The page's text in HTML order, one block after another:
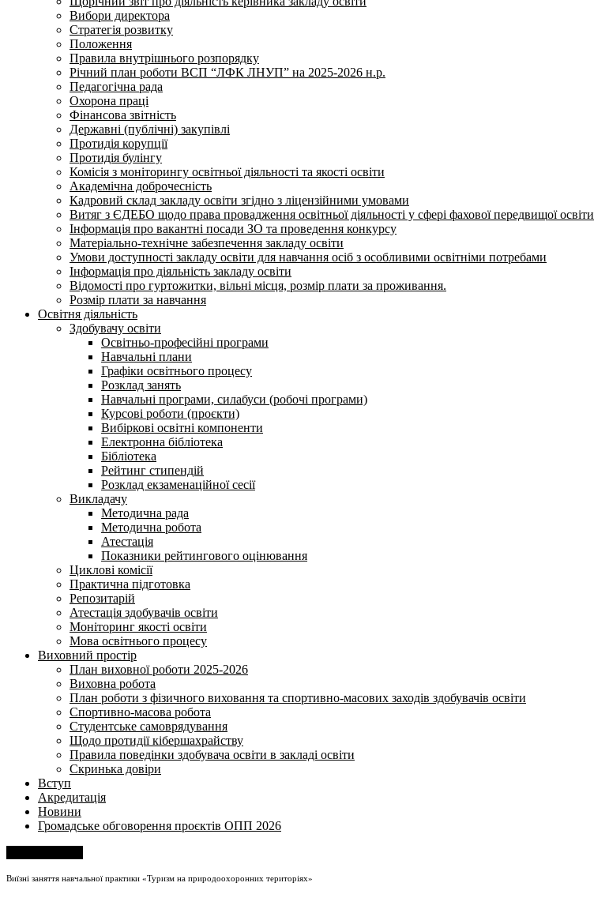
Вибори директора
Стратегія розвитку
Положення
Правила внутрішнього розпорядку
Річний план роботи ВСП “ЛФК ЛНУП” на 2025-2026 н.р.
Педагогічна рада
Охорона праці
Фінансова звітність
Державні (публічні) закупівлі
Протидія корупції
Протидія булінгу
Комісія з моніторингу освітньої діяльності та якості освіти
Академічна доброчесність
Кадровий склад закладу освіти згідно з ліцензійними умовами
Витяг з ЄДЕБО щодо права провадження освітньої діяльності у сфері фахової передвищої освіти
Інформація про вакантні посади ЗО та проведення конкурсу
Матеріально-технічне забезпечення закладу освіти
Умови доступності закладу освіти для навчання осіб з особливими освітніми потребами
Інформація про діяльність закладу освіти
Відомості про гуртожитки, вільні місця, розмір плати за проживання.
Розмір плати за навчання
Освітня діяльність
Здобувачу освіти
Освітньо-професійні програми
Навчальні плани
Графіки освітнього процесу
Розклад занять
Навчальні програми, силабуси (робочі програми)
Курсові роботи (проєкти)
Вибіркові освітні компоненти
Електронна бібліотека
Бібліотека
Рейтинг стипендій
Розклад екзаменаційної сесії
Викладачу
Методична рада
Методична робота
Атестація
Показники рейтингового оцінювання
Циклові комісії
Практична підготовка
Репозитарій
Атестація здобувачів освіти
Моніторинг якості освіти
Мова освітнього процесу
Виховний простір
План виховної роботи 2025-2026
Виховна робота
План роботи з фізичного виховання та спортивно-масових заходів здобувачів освіти
Спортивно-масова робота
Студентське самоврядування
Щодо протидії кібершахрайству
Правила поведінки здобувача освіти в закладі освіти
Скринька довіри
Вступ
Акредитація
Новини
Громадське обговорення проєктів ОПП 2026
Виїзні заняття навчальної практики «Туризм на природоохоронних територіях»